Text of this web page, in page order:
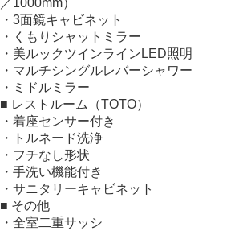
／1000mm）
・3面鏡キャビネット
・くもりシャットミラー
・美ルックツインラインLED照明
・マルチシングルレバーシャワー
・ミドルミラー
■ レストルーム（TOTO）
・着座センサー付き
・トルネード洗浄
・フチなし形状
・手洗い機能付き
・サニタリーキャビネット
■ その他
・全室二重サッシ